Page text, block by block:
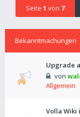
Seite 1 von 7
Bekanntmachungen
Upgrade
von
Allgemein
Volla Wiki